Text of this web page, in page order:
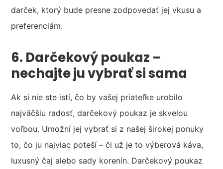
darček, ktorý bude presne zodpovedať jej vkusu a
preferenciám.
6. Darčekový poukaz –
nechajte ju vybrať si sama
Ak si nie ste istí, čo by vašej priateľke urobilo
najväčšiu radosť, darčekový poukaz je skvelou
voľbou. Umožní jej vybrať si z našej širokej ponuky
to, čo ju najviac poteší – či už je to výberová káva,
luxusný čaj alebo sady korenín. Darčekový poukaz